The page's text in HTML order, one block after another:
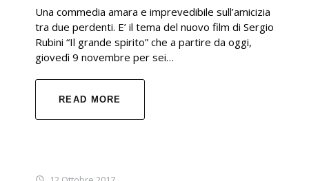
Una commedia amara e imprevedibile sull’amicizia
tra due perdenti. E’ il tema del nuovo film di Sergio
Rubini “Il grande spirito” che a partire da oggi,
giovedì 9 novembre per sei…
READ MORE